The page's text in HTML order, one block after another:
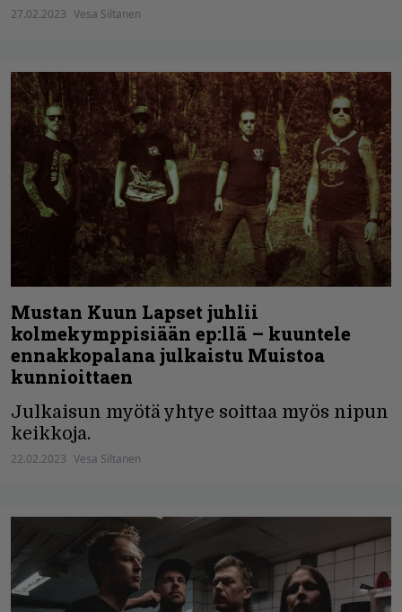
27.02.2023 Vesa Siltanen
Mustan Kuun Lapset juhlii
kolmekymppisiään ep:llä – kuuntele
ennakkopalana julkaistu Muistoa
kunnioittaen
Julkaisun myötä yhtye soittaa myös nipun
keikkoja.
22.02.2023 Vesa Siltanen